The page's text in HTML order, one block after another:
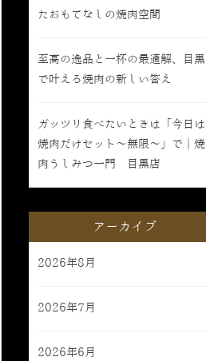
たおもてなしの焼肉空間
至高の逸品と一杯の最適解、目黒
で叶える焼肉の新しい答え
ガッツリ食べたいときは「今日は
焼肉だけセット〜無限〜」で｜焼
肉うしみつ一門 目黒店
アーカイブ
2026年8月
2026年7月
2026年6月